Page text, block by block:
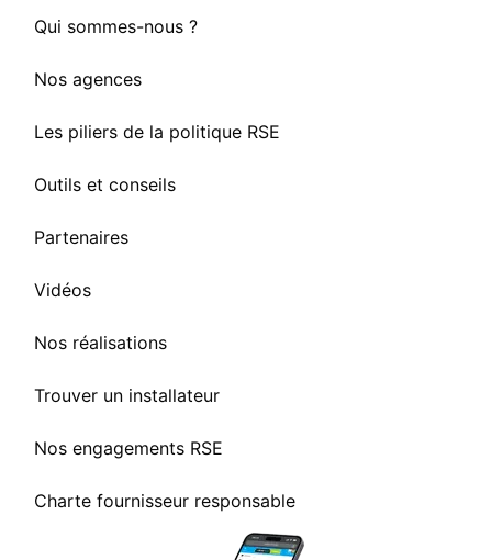
Qui sommes-nous ?
Nos agences
Les piliers de la politique RSE
Outils et conseils
Partenaires
Vidéos
Nos réalisations
Trouver un installateur
Nos engagements RSE
Charte fournisseur responsable